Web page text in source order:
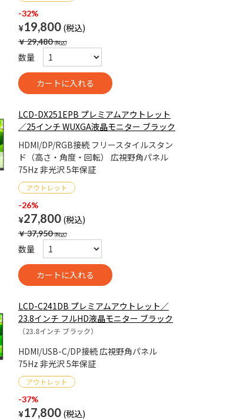
-32%
¥19,800
￥29,480
数量
LCD-DX251EPB プレミアムアウトレット
／25インチ WUXGA液晶モニター ブラック
HDMI/DP/RGB接続 フリースタイルスタン
ド（高さ・角度・回転） 広視野角パネル
75Hz 非光沢 5年保証
-26%
¥27,800
￥37,950
数量
LCD-C241DB プレミアムアウトレット／
23.8インチ フルHD液晶モニター ブラック
（23.8インチ ブラック）
HDMI/USB-C/DP接続 広視野角パネル
75Hz 非光沢 5年保証
-37%
¥17,800